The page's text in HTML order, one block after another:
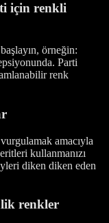
için renkli
örneğin:
Parti
renk
amacıyla
kullanmanızı
diken diken eden
renkler